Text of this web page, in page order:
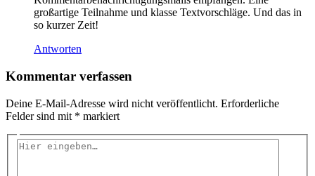
großartige Teilnahme und klasse Textvorschläge. Und das in
so kurzer Zeit!
Antworten
Kommentar verfassen
Deine E-Mail-Adresse wird nicht veröffentlicht. Erforderliche
Felder sind mit * markiert
Hier